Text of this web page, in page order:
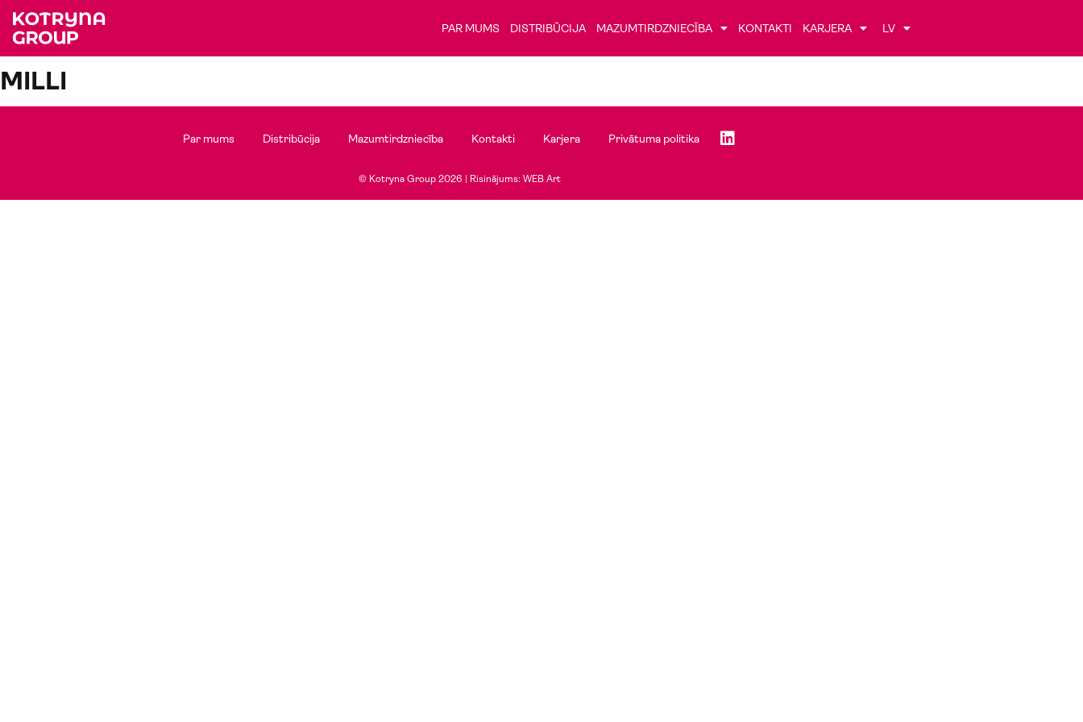
PAR MUMS DISTRIBŪCIJA MAZUMTIRDZNIECĪBA KONTAKTI KARJERA LV
MILLI
Par mums Distribūcija Mazumtirdzniecība Kontakti Karjera Privātuma politika
© Kotryna Group 2026 | Risinājums: WEB Art